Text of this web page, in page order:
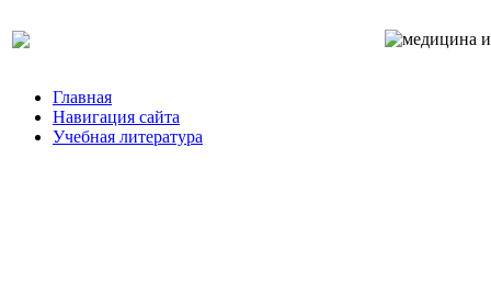
Главная
Навигация сайта
Учебная литература